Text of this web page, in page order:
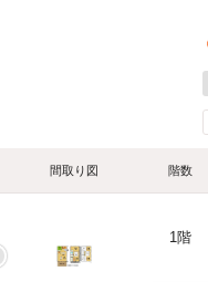
間取り図 階数
1階